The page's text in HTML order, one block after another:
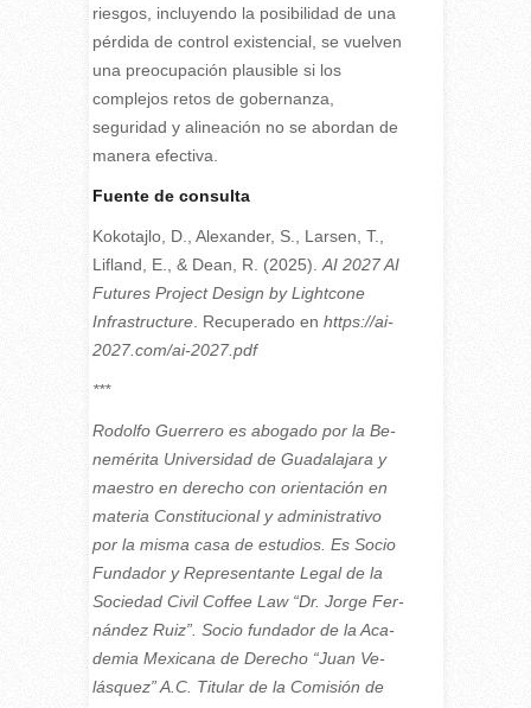
riesgos, incluyendo la posibilidad de una
pérdida de control existencial, se vuelven
una preocupación plausible si los
complejos retos de gobernanza,
seguridad y alineación no se abordan de
manera efectiva.
Fuente de consulta
Kokotajlo, D., Alexander, S., Larsen, T.,
Lifland, E., & Dean, R. (2025). AI 2027 AI
Futures Project Design by Lightcone
Infrastructure. Recuperado en https://ai-
2027.com/ai-2027.pdf
***
Ro­dol­fo Gue­rre­ro es abo­ga­do por la Be­
ne­mé­ri­ta Uni­ver­si­dad de Gua­da­la­ja­ra y
maes­tro en de­re­cho con orien­ta­ción en
ma­te­ria Cons­ti­tu­cio­nal y ad­mi­nis­tra­ti­vo
por la mis­ma casa de es­tu­dios. Es So­cio
Fun­da­dor y Re­pre­sen­tan­te Le­gal de la
So­cie­dad Ci­vil Cof­fee Law “Dr. Jor­ge Fer­
nán­dez Ruiz”. So­cio fun­da­dor de la Aca­
de­mia Me­xi­ca­na de De­re­cho “Juan Ve­
lás­quez” A.C. Ti­tu­lar de la Co­mi­sión de